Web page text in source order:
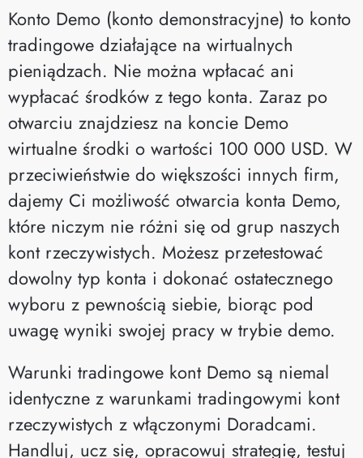
Konto Demo (konto demonstracyjne) to konto
tradingowe działające na wirtualnych
pieniądzach. Nie można wpłacać ani
wypłacać środków z tego konta. Zaraz po
otwarciu znajdziesz na koncie Demo
wirtualne środki o wartości 100 000 USD. W
przeciwieństwie do większości innych firm,
dajemy Ci możliwość otwarcia konta Demo,
które niczym nie różni się od grup naszych
kont rzeczywistych. Możesz przetestować
dowolny typ konta i dokonać ostatecznego
wyboru z pewnością siebie, biorąc pod
uwagę wyniki swojej pracy w trybie demo.
Warunki tradingowe kont Demo są niemal
identyczne z warunkami tradingowymi kont
rzeczywistych z włączonymi Doradcami.
Handluj, ucz się, opracowuj strategię, testuj